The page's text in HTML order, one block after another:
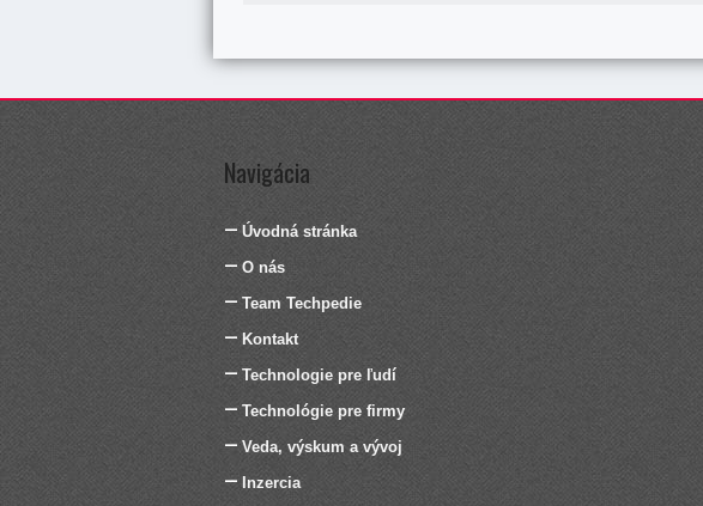
Navigácia
Úvodná stránka
O nás
Team Techpedie
Kontakt
Technologie pre ľudí
Technológie pre firmy
Veda, výskum a vývoj
Inzercia